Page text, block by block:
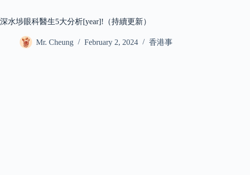
深水埗眼科醫生5大分析[year]!（持續更新）
Mr. Cheung February 2, 2024 香港事